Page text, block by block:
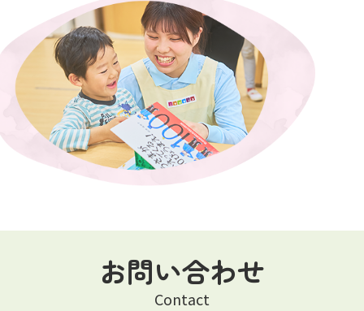
お問い合わせ
Contact